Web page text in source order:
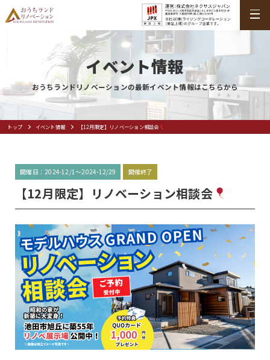
イベント情報
おうちランドリノベーションの最新イベント情報はこちらから
トップ イベント情報 【12月限定】リノベーション相談会
開催日：2024-12/1～2024-12/29 開催終了
【12月限定】リノベーション相談会